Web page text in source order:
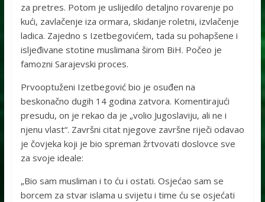
za pretres. Potom je uslijedilo detaljno rovarenje po
kući, zavlačenje iza ormara, skidanje roletni, izvlačenje
ladica. Zajedno s Izetbegovićem, tada su pohapšene i
isljeđivane stotine muslimana širom BiH. Počeo je
famozni Sarajevski proces.
Prvooptuženi Izetbegović bio je osuđen na
beskonačno dugih 14 godina zatvora. Komentirajući
presudu, on je rekao da je „volio Jugoslaviju, ali ne i
njenu vlast“. Završni citat njegove završne riječi odavao
je čovjeka koji je bio spreman žrtvovati doslovce sve
za svoje ideale:
„Bio sam musliman i to ću i ostati. Osjećao sam se
borcem za stvar islama u svijetu i time ću se osjećati